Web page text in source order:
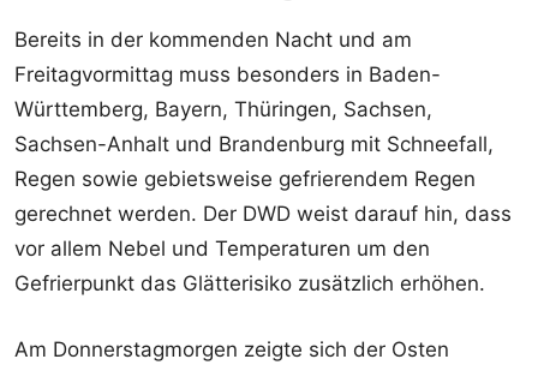
Bereits in der kommenden Nacht und am
Freitagvormittag muss besonders in Baden-
Württemberg, Bayern, Thüringen, Sachsen,
Sachsen-Anhalt und Brandenburg mit Schneefall,
Regen sowie gebietsweise gefrierendem Regen
gerechnet werden. Der DWD weist darauf hin, dass
vor allem Nebel und Temperaturen um den
Gefrierpunkt das Glätterisiko zusätzlich erhöhen.
Am Donnerstagmorgen zeigte sich der Osten